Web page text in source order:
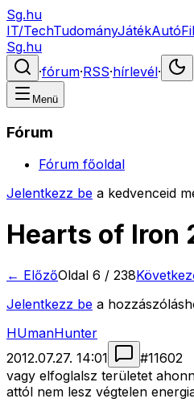
Sg.hu
IT/TechTudományJátékAutó
Sg.hu
·fórum·RSS·hírlevél·
Menü
Fórum
Fórum főoldal
Jelentkezz be a kedvenceid
Hearts of Iron
← ElőzőOldal 6 / 238
Jelentkezz be a
HUmanHunter
2012.07.27. 14:01
#11602
vagy elfoglalsz területet
attól nem lesz végtelen